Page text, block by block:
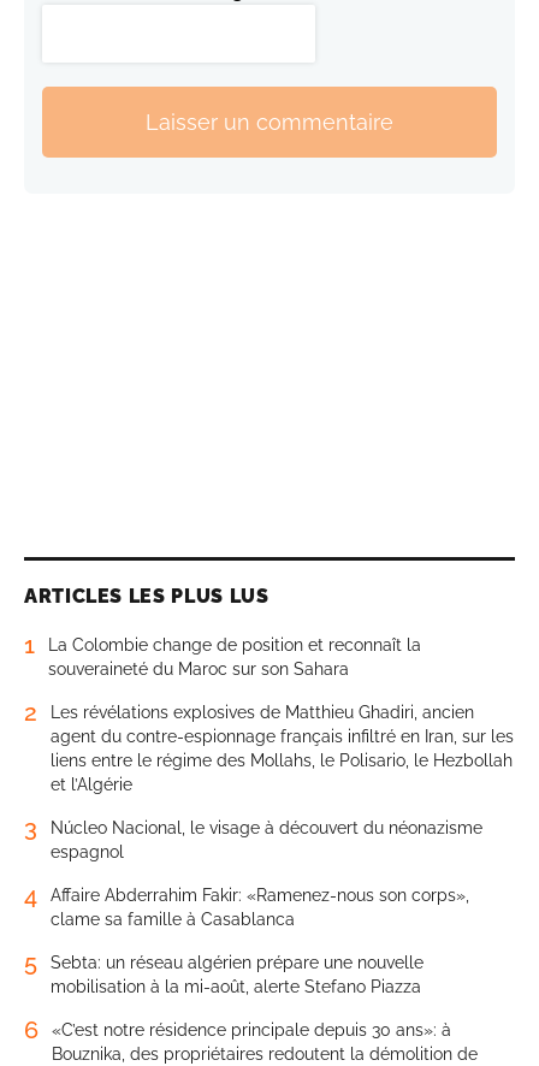
Laisser un commentaire
ARTICLES LES PLUS LUS
1
La Colombie change de position et reconnaît la
souveraineté du Maroc sur son Sahara
2
Les révélations explosives de Matthieu Ghadiri, ancien
agent du contre-espionnage français infiltré en Iran, sur les
liens entre le régime des Mollahs, le Polisario, le Hezbollah
et l’Algérie
3
Núcleo Nacional, le visage à découvert du néonazisme
espagnol
4
Affaire Abderrahim Fakir: «Ramenez-nous son corps»,
clame sa famille à Casablanca
5
Sebta: un réseau algérien prépare une nouvelle
mobilisation à la mi-août, alerte Stefano Piazza
6
«C’est notre résidence principale depuis 30 ans»: à
Bouznika, des propriétaires redoutent la démolition de